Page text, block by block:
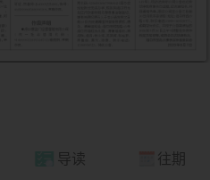
导读 往期